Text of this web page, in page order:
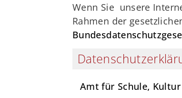
Wenn Sie unsere
Rahmen der
Amt für Schule,